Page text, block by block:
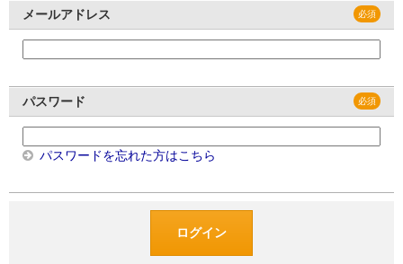
メールアドレス
パスワード
パスワードを忘れた方はこちら